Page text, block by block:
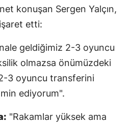
konuşan Sergen Yalçın,
etti:
geldiğimiz 2-3 oyuncu
olmazsa önümüzdeki
3 oyuncu transferini
ediyorum".
"Rakamlar yüksek ama